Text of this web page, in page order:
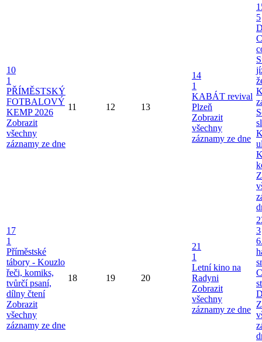
10
1
PŘÍMĚSTSKÝ
FOTBALOVÝ
KEMP 2026
Zobrazit
všechny
záznamy ze dne
11 12 13
14
1
KABÁT revival
Plzeň
Zobrazit
všechny
záznamy ze dne
5
17
1
Příměstské
tábory - Kouzlo
řeči, komiks,
tvůrčí psaní,
dílny čtení
Zobrazit
všechny
záznamy ze dne
18 19 20
21
1
Letní kino na
Radyni
Zobrazit
všechny
záznamy ze dne
3